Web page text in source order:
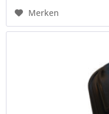
Merken